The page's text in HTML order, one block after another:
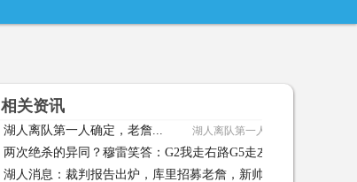
相关资讯
湖人离队第一人确定，老詹... 湖人离队第一人确定，老詹... 05-01
两次绝杀的异同？穆雷笑答：G2我走右路G5走左路
湖人消息：裁判报告出炉，库里招募老詹，新帅人选曝光